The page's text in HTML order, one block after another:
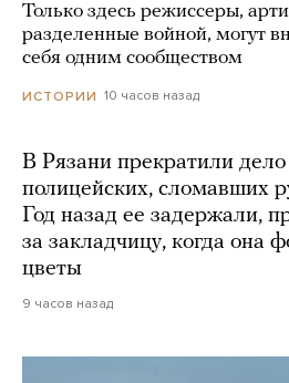
Только здесь режиссеры,
разделенные войной, могут
себя одним сообществом
ИСТОРИИ 10 часов назад
В Рязани прекратили дело
полицейских, сломавших
Год назад ее задержали,
за закладчицу, когда она
цветы
9 часов назад